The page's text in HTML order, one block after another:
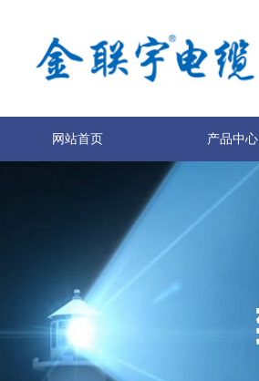
网站首页 产品中心
联系我们